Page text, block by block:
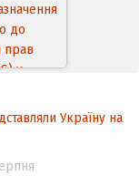
до
прав
у
щодо
Україну на